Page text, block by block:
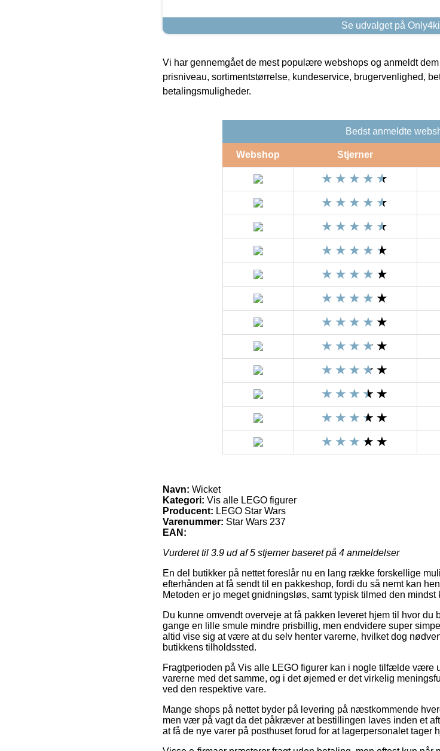
Se udvalget på
Vi har gennemgået de mest populære webshops og anmeldt
prisniveau, sortimentstørrelse, kundeservice, brugervenlighed,
betalingsmuligheder.
Bedst anmeldte
Webshop Stjerner
Navn: Wicket
Kategori: Vis alle LEGO figurer
Producent: LEGO Star Wars
Varenummer: Star Wars 237
EAN:
Vurderet til 3.9 ud af 5 stjerner baseret på 4 anmeldelser
En del butikker på nettet foreslår nu en lang række forskellige
efterhånden at få sendt til en pakkeshop, fordi du så nemt kan
Metoden er jo meget gnidningsløs, samt typisk tilmed den
Du kunne omvendt overveje at få pakken leveret hjem til hvor
gange en lille smule mindre prisbillig, men endvidere super
altid vise sig at være at du selv henter varerne, hvilket dog
butikkens tilholdssted.
Fragtperioden på Vis alle LEGO figurer kan i nogle tilfælde
varerne med det samme, og i det øjemed er det virkelig
ved den respektive vare.
Mange shops på nettet byder på levering på næstkommende
men vær på vagt da det påkræver at bestillingen laves inden et
at få de nye varer på posthuset forud for at lagerpersonalet tager